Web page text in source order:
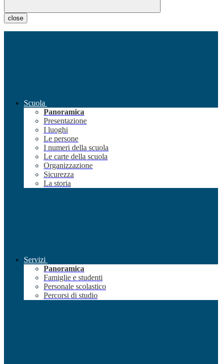
close
Scuola
Panoramica
Presentazione
I luoghi
Le persone
I numeri della scuola
Le carte della scuola
Organizzazione
Sicurezza
La storia
Servizi
Panoramica
Famiglie e studenti
Personale scolastico
Percorsi di studio